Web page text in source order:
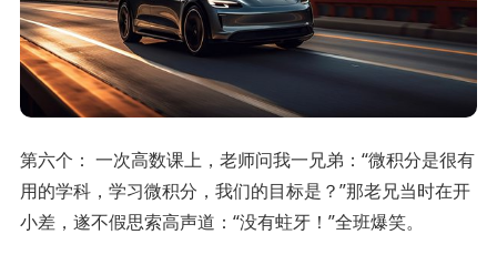
第六个： 一次高数课上，老师问我一兄弟：“微积分是很有
用的学科，学习微积分，我们的目标是？”那老兄当时在开
小差，遂不假思索高声道：“没有蛀牙！”全班爆笑。